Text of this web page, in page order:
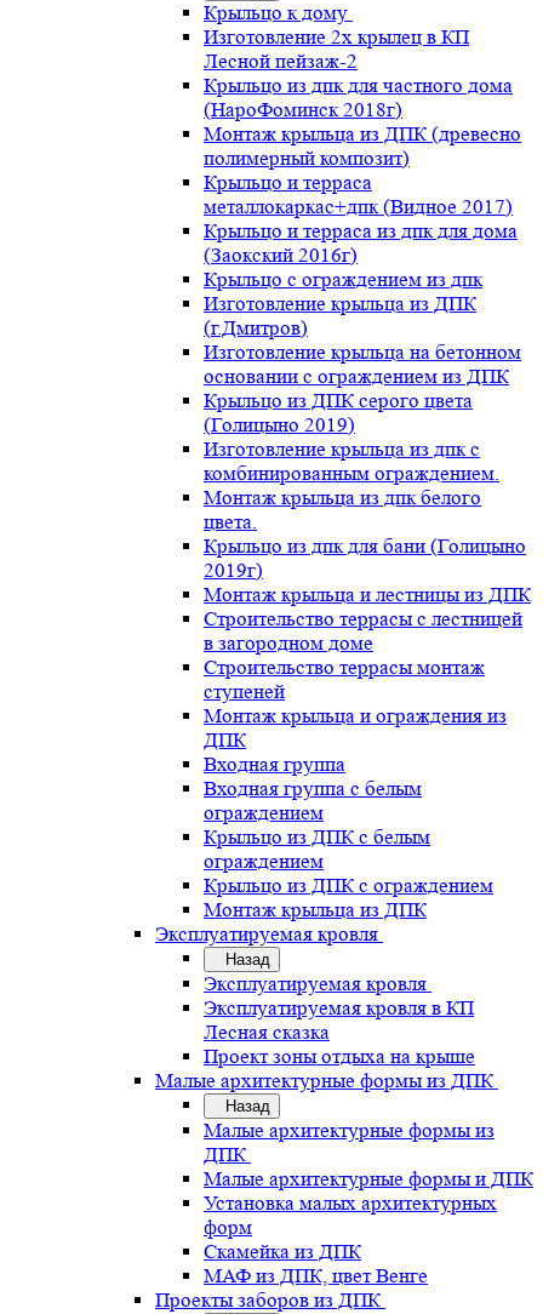
Крыльцо к дому
Изготовление 2х крылец в КП
Лесной пейзаж-2
Крыльцо из дпк для частного дома
(НароФоминск 2018г)
Монтаж крыльца из ДПК (древесно
полимерный композит)
Крыльцо и терраса
металлокаркас+дпк (Видное 2017)
Крыльцо и терраса из дпк для дома
(Заокский 2016г)
Крыльцо с ограждением из дпк
Изготовление крыльца из ДПК
(г.Дмитров)
Изготовление крыльца на бетонном
основании с ограждением из ДПК
Крыльцо из ДПК серого цвета
(Голицыно 2019)
Изготовление крыльца из дпк с
комбинированным ограждением.
Монтаж крыльца из дпк белого
цвета.
Крыльцо из дпк для бани (Голицыно
2019г)
Монтаж крыльца и лестницы из ДПК
Строительство террасы с лестницей
в загородном доме
Строительство террасы монтаж
ступеней
Монтаж крыльца и ограждения из
ДПК
Входная группа
Входная группа с белым
ограждением
Крыльцо из ДПК с белым
ограждением
Крыльцо из ДПК с ограждением
Монтаж крыльца из ДПК
Эксплуатируемая кровля
Назад
Эксплуатируемая кровля
Эксплуатируемая кровля в КП
Лесная сказка
Проект зоны отдыха на крыше
Малые архитектурные формы из ДПК
Назад
Малые архитектурные формы из
ДПК
Малые архитектурные формы и ДПК
Установка малых архитектурных
форм
Скамейка из ДПК
МАФ из ДПК, цвет Венге
Проекты заборов из ДПК